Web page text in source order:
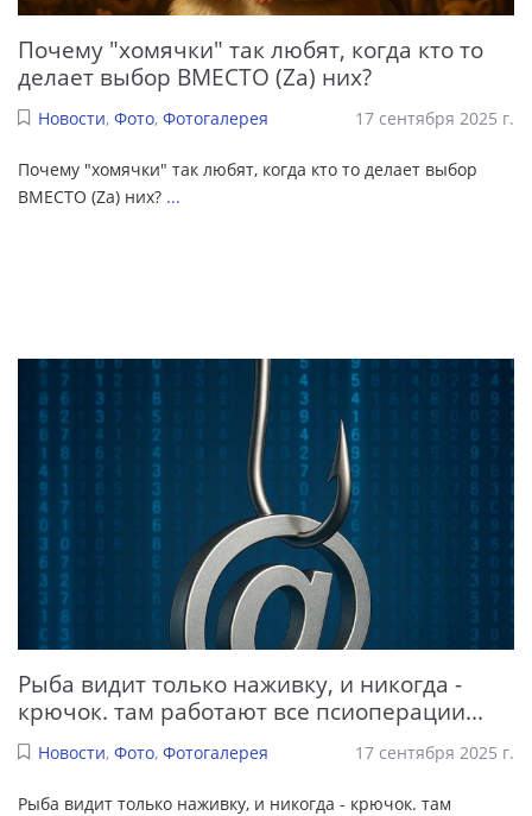
Почему "хомячки" так любят, когда кто то
делает выбор ВМЕСТО (Za) них?
Новости, Фото, Фотогалерея 17 сентября 2025 г.
Почему "хомячки" так любят, когда кто то делает выбор
ВМЕСТО (Za) них? ...
Рыба видит только наживку, и никогда -
крючок. там работают все псиоперации...
Новости, Фото, Фотогалерея 17 сентября 2025 г.
Рыба видит только наживку, и никогда - крючок. там